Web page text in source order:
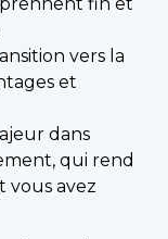
vers la
et
dans
qui rend
vous avez